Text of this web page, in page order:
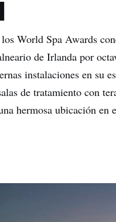
World Spa Awards
de Irlanda por
instalaciones en su
de tratamiento con
hermosa ubicación en